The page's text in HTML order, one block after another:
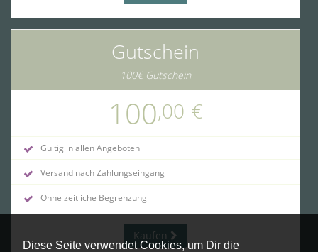
Diese Seite verwendet Cookies, um Dir die
Gutschein
100€ Gutschein
100,00 €
Gültig in allen Angeboten
Versand nach Zahlungseingang
Ohne zeitliche Begrenzung
Kaufen